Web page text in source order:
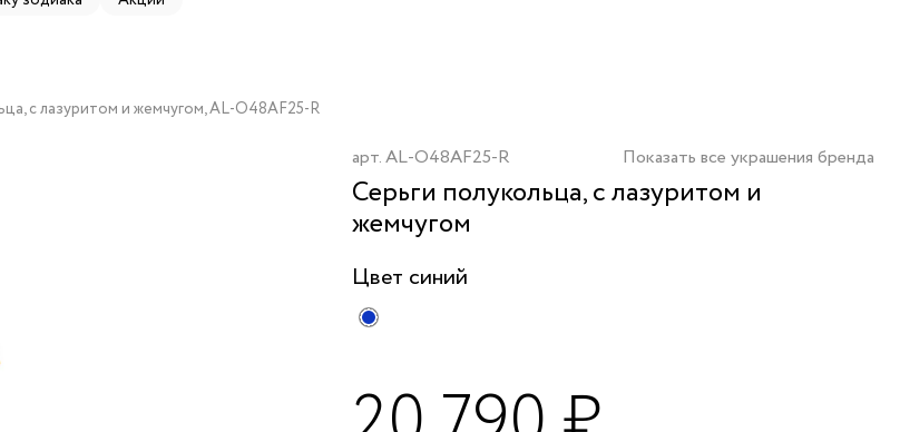
с лазуритом и жемчугом, AL-O48AF25-R
арт.AL-O48AF25-R Показать все украшения бренда
Серьги полукольца, с лазуритом и
жемчугом
Цвет синий